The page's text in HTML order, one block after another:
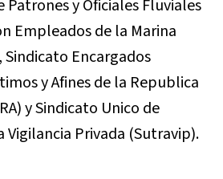
Patrones y Oficiales Fluviales
Empleados de la Marina
Sindicato Encargados
y Afines de la Republica
y Sindicato Unico de
Vigilancia Privada (Sutravip).